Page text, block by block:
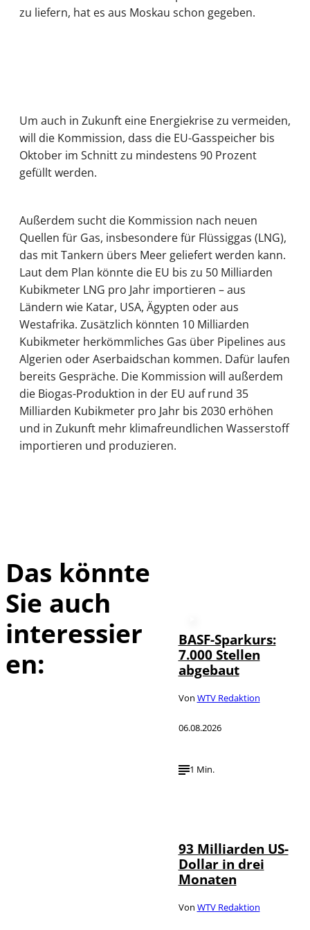
zu liefern, hat es aus Moskau schon gegeben.
Um auch in Zukunft eine Energiekrise zu vermeiden,
will die Kommission, dass die EU-Gasspeicher bis
Oktober im Schnitt zu mindestens 90 Prozent
gefüllt werden.
Außerdem sucht die Kommission nach neuen
Quellen für Gas, insbesondere für Flüssiggas (LNG),
das mit Tankern übers Meer geliefert werden kann.
Laut dem Plan könnte die EU bis zu 50 Milliarden
Kubikmeter LNG pro Jahr importieren – aus
Ländern wie Katar, USA, Ägypten oder aus
Westafrika. Zusätzlich könnten 10 Milliarden
Kubikmeter herkömmliches Gas über Pipelines aus
Algerien oder Aserbaidschan kommen. Dafür laufen
bereits Gespräche. Die Kommission will außerdem
die Biogas-Produktion in der EU auf rund 35
Milliarden Kubikmeter pro Jahr bis 2030 erhöhen
und in Zukunft mehr klimafreundlichen Wasserstoff
importieren und produzieren.
Das könnte
Sie auch
interessier
en:
BASF-Sparkurs:
7.000 Stellen
abgebaut
Von WTV Redaktion
06.08.2026
1 Min.
93 Milliarden US-
Dollar in drei
Monaten
Von WTV Redaktion